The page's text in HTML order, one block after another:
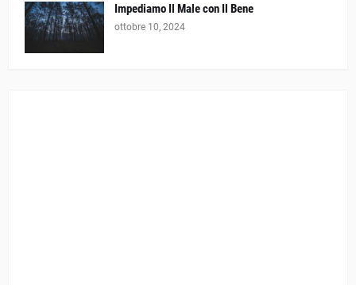
Impediamo Il Male con Il Bene
ottobre 10, 2024